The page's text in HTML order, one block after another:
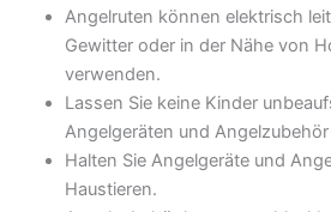
Angelruten können elektrisch
Gewitter oder in der Nähe von
verwenden.
Lassen Sie keine Kinder
Angelgeräten und
Halten Sie Angelgeräte und
Haustieren.